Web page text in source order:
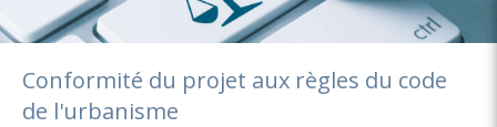
Conformité du projet aux règles du code
de l'urbanisme